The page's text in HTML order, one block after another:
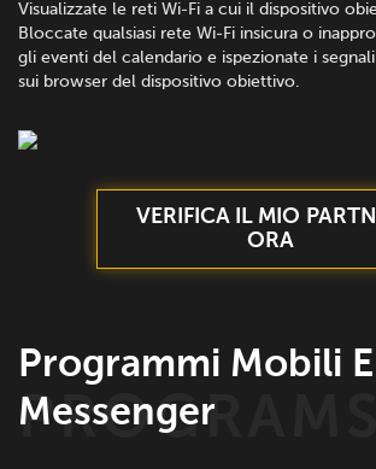
Visualizzate le reti Wi-Fi a cui il dispositivo
Bloccate qualsiasi rete Wi-Fi insicura o
gli eventi del calendario e ispezionate i
sui browser del dispositivo obiettivo.
VERIFICA IL MIO
ORA
Programmi Mobili E
Messenger